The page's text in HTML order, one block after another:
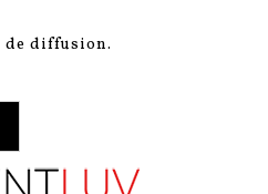
diffusion.